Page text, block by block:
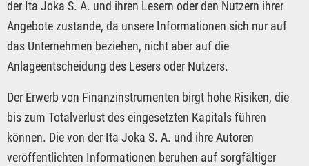
der Ita Joka S. A. und ihren Lesern oder den Nutzern ihrer
Angebote zustande, da unsere Informationen sich nur auf
das Unternehmen beziehen, nicht aber auf die
Anlageentscheidung des Lesers oder Nutzers.
Der Erwerb von Finanzinstrumenten birgt hohe Risiken, die
bis zum Totalverlust des eingesetzten Kapitals führen
können. Die von der Ita Joka S. A. und ihre Autoren
veröffentlichten Informationen beruhen auf sorgfältiger